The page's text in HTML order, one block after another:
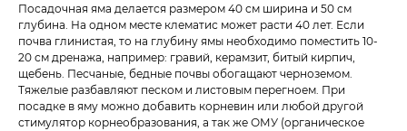
Посадочная яма делается размером 40 см ширина и 50 см
глубина. На одном месте клематис может расти 40 лет. Если
почва глинистая, то на глубину ямы необходимо поместить 10-
20 см дренажа, например: гравий, керамзит, битый кирпич,
щебень. Песчаные, бедные почвы обогащают черноземом.
Тяжелые разбавляют песком и листовым перегноем. При
посадке в яму можно добавить корневин или любой другой
стимулятор корнеобразования, а так же ОМУ (органическое